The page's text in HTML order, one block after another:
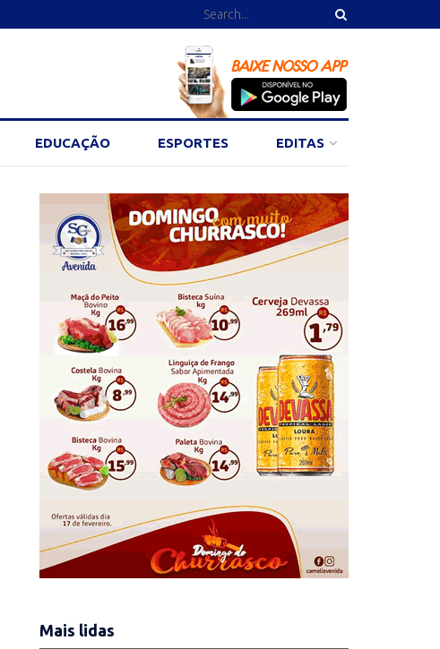
EDUCAÇÃO ESPORTES EDITAS
Mais lidas